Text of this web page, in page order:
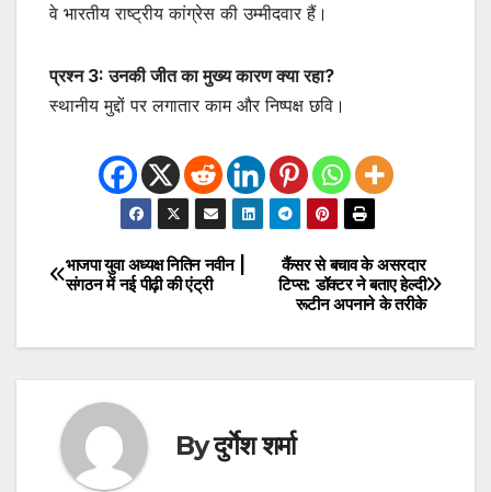
वे भारतीय राष्ट्रीय कांग्रेस की उम्मीदवार हैं।
प्रश्न 3: उनकी जीत का मुख्य कारण क्या रहा?
स्थानीय मुद्दों पर लगातार काम और निष्पक्ष छवि।
Post
कैंसर से बचाव के असरदार
टिप्स: डॉक्टर ने बताए हेल्दी
रूटीन अपनाने के तरीके
भाजपा युवा अध्यक्ष नितिन नवीन |
संगठन में नई पीढ़ी की एंट्री
Byदुर्गेश शर्मा